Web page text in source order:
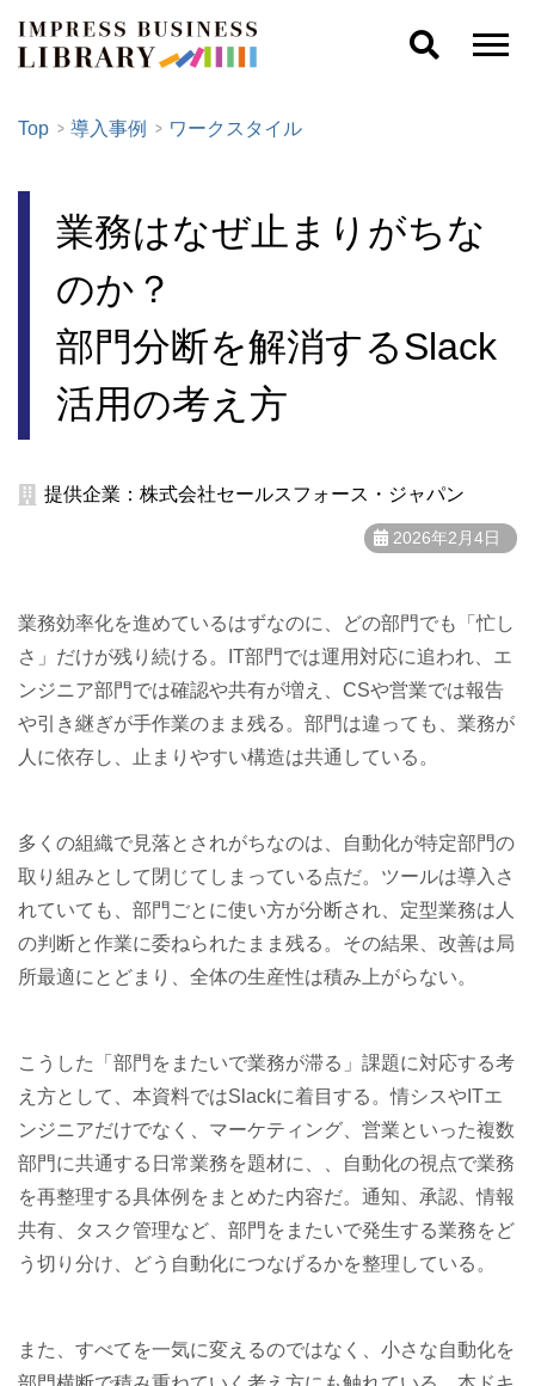
Top 導入事例 ワークスタイル
業務はなぜ止まりがちな
のか？
部門分断を解消するSlack
活用の考え方
提供企業：株式会社セールスフォース・ジャパン
2026年2月4日
業務効率化を進めているはずなのに、どの部門でも「忙し
さ」だけが残り続ける。IT部門では運用対応に追われ、エ
ンジニア部門では確認や共有が増え、CSや営業では報告
や引き継ぎが手作業のまま残る。部門は違っても、業務が
人に依存し、止まりやすい構造は共通している。
多くの組織で見落とされがちなのは、自動化が特定部門の
取り組みとして閉じてしまっている点だ。ツールは導入さ
れていても、部門ごとに使い方が分断され、定型業務は人
の判断と作業に委ねられたまま残る。その結果、改善は局
所最適にとどまり、全体の生産性は積み上がらない。
こうした「部門をまたいで業務が滞る」課題に対応する考
え方として、本資料ではSlackに着目する。情シスやITエ
ンジニアだけでなく、マーケティング、営業といった複数
部門に共通する日常業務を題材に、、自動化の視点で業務
を再整理する具体例をまとめた内容だ。通知、承認、情報
共有、タスク管理など、部門をまたいで発生する業務をど
う切り分け、どう自動化につなげるかを整理している。
また、すべてを一気に変えるのではなく、小さな自動化を